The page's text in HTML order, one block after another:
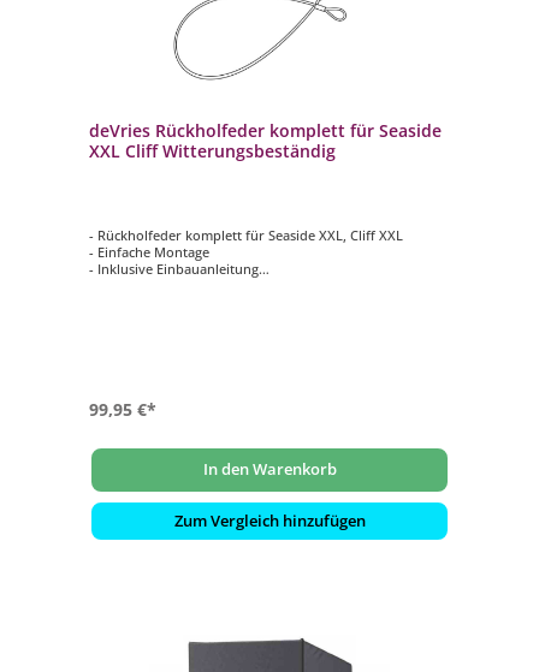
deVries Rückholfeder komplett für Seaside
XXL Cliff Witterungsbeständig
- Rückholfeder komplett für Seaside XXL, Cliff XXL
- Einfache Montage
- Inklusive Einbauanleitung
99,95 €*
In den Warenkorb
Zum Vergleich hinzufügen